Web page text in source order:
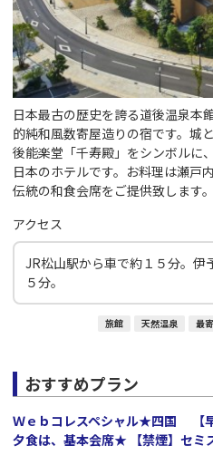
日本最古の歴史を誇る道後温泉本
的純和風数寄屋造りの宿です。城
後能楽堂「千寿殿」をシンボルに
日本のホテルです。お料理は瀬戸
伝統の和食会席をご提供致します。
アクセス
JR松山駅から車で約１５分。伊
５分。
旅館 天然温泉 最
おすすめプラン
Ｗｅｂコレスペシャル★四国 【
夕食は、基本会席★ 【禁煙】セミ